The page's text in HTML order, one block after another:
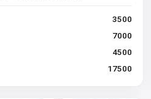
3500
7000
4500
17500